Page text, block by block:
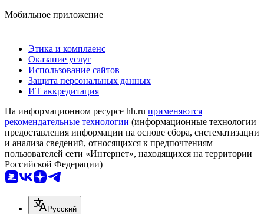
Мобильное приложение
Этика и комплаенс
Оказание услуг
Использование сайтов
Защита персональных данных
ИТ аккредитация
На информационном ресурсе hh.ru применяются
рекомендательные технологии (информационные технологии
предоставления информации на основе сбора, систематизации
и анализа сведений, относящихся к предпочтениям
пользователей сети «Интернет», находящихся на территории
Российской Федерации)
Русский